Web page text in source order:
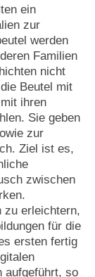
ein
zur
werden
Familien
nicht
Beutel mit
ihren
Sie geben
zur
Ziel ist es,
zwischen
zu erleichtern,
für die
ersten fertig
aufgeführt, so